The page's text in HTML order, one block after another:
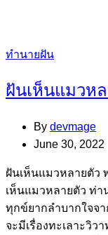
Categories
ทำนายฝัน
ฝันเห็นแมวห
By devmage
June 30, 2022
ฝันเห็นแมวหลายตัว
เห็นแมวหลายตัว ท่า
ทุกข์ยากลำบากใจจ
จะมีเรื่องทะเลาะวิ